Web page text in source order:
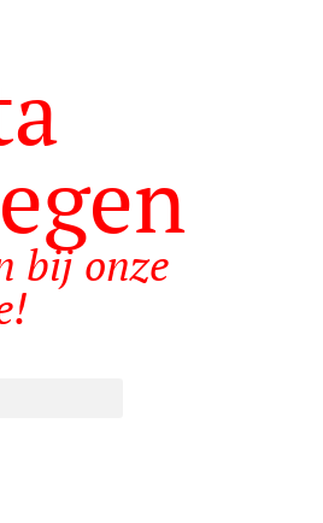
bij onze